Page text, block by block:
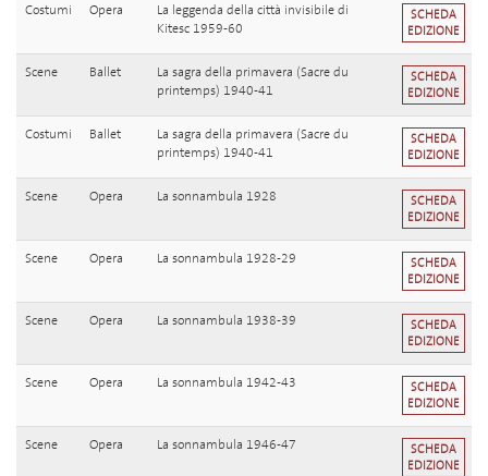
Costumi Opera
La leggenda della città invisibile di
Kitesc 1959-60
SCHEDA
EDIZIONE
Scene Ballet
La sagra della primavera (Sacre du
printemps) 1940-41
SCHEDA
EDIZIONE
Costumi Ballet
La sagra della primavera (Sacre du
printemps) 1940-41
SCHEDA
EDIZIONE
Scene Opera La sonnambula 1928
SCHEDA
EDIZIONE
Scene Opera La sonnambula 1928-29
SCHEDA
EDIZIONE
Scene Opera La sonnambula 1938-39
SCHEDA
EDIZIONE
Scene Opera La sonnambula 1942-43
SCHEDA
EDIZIONE
Scene Opera La sonnambula 1946-47
SCHEDA
EDIZIONE